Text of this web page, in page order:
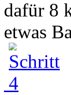
dafür 8
etwas